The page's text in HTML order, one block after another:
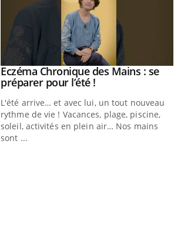
Youtube
Eczéma Chronique des Mains : se
préparer pour l’été !Youtube
L'été arrive… et avec lui, un tout nouveau
rythme de vie ! Vacances, plage, piscine,
soleil, activités en plein air… Nos mains
sont ...